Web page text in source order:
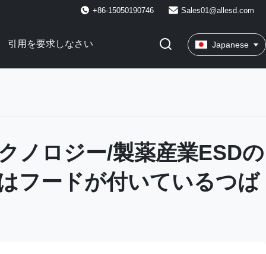
+86-15050190746 Sales01@allesd.com
引用を要求しなさい Japanese
ノロジー/製薬産業ESDの
フードが付いているつば